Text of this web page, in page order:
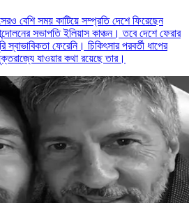
বেশি সময় কাটিয়ে সম্প্রতি দেশে ফিরেছেন
সভাপতি ইলিয়াস কাঞ্চন। তবে দেশে ফেরার
ফেরেনি। চিকিৎসার পরবর্তী ধাপের
যাওয়ার কথা রয়েছে তার।